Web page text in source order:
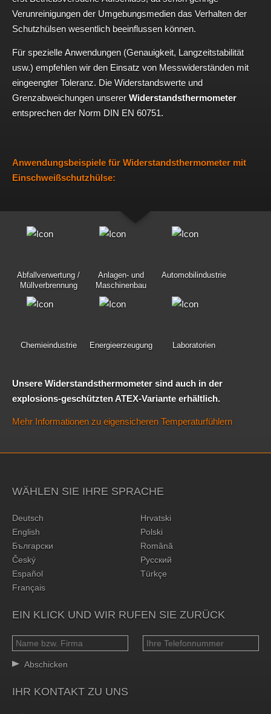
Verunreinigungen der Umgebungsmedien das Verhalten der
Schutzhülsen wesentlich beeinflussen können.
Für spezielle Anwendungen (Genauigkeit, Langzeitstabilität
usw.) empfehlen wir den Einsatz von Messwiderständen mit
eingeengter Toleranz. Die Widerstandswerte und
Grenzabweichungen unserer Widerstandsthermometer
entsprechen der Norm DIN EN 60751.
Anwendungsbeispiele für Widerstandsthermometer mit
Einschweißschutzhülse:
Abfallverwertung /
Müllverbrennung
Anlagen- und
Maschinenbau
Automobilindustrie
Chemieindustrie Energieerzeugung Laboratorien
Unsere Widerstandsthermometer sind auch in der
explosions-geschützten ATEX-Variante erhältlich.
Mehr Informationen zu eigensicheren Temperaturfühlern
WÄHLEN SIE IHRE SPRACHE
Deutsch
English
Български
Český
Español
Français
Hrvatski
Polski
Română
Русский
Türkçe
EIN KLICK UND WIR RUFEN SIE ZURÜCK
Abschicken
IHR KONTAKT ZU UNS